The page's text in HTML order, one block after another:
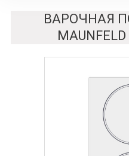
ВАРОЧНАЯ